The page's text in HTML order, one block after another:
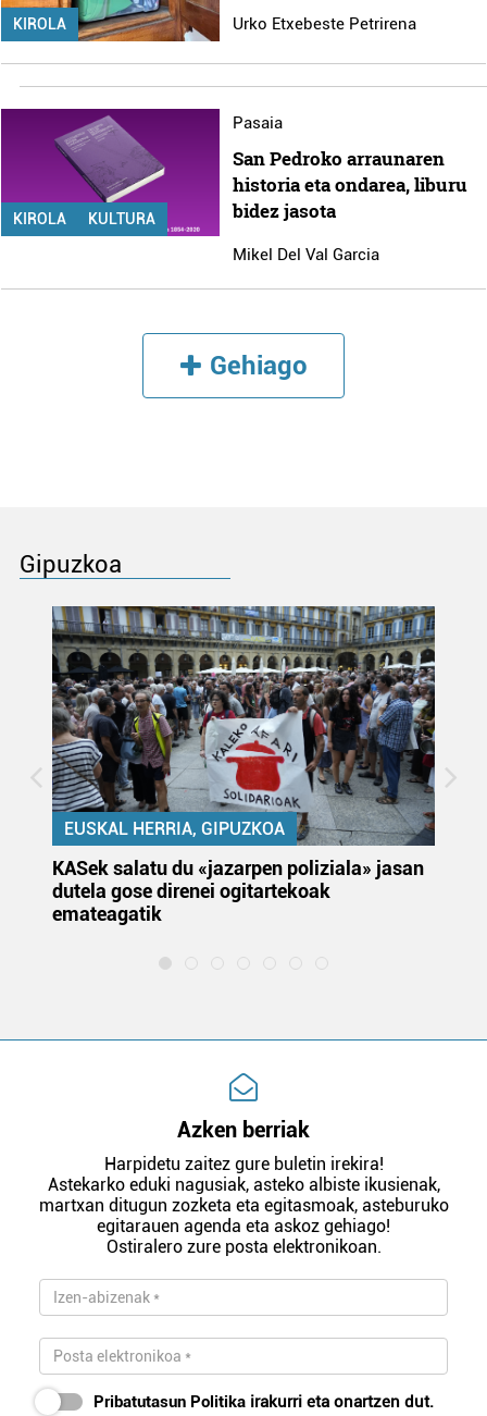
KIROLA Urko Etxebeste Petrirena
KIROLA KULTURA
Pasaia
San Pedroko arraunaren
historia eta ondarea, liburu
bidez jasota
Mikel Del Val Garcia
Gehiago
Gipuzkoa
EUSKAL HERRIA, GIPUZKOA
KASek salatu du «jazarpen poliziala» jasan
dutela gose direnei ogitartekoak
emateagatik
Azken berriak
Harpidetu zaitez gure buletin irekira!
Astekarko eduki nagusiak, asteko albiste ikusienak,
martxan ditugun zozketa eta egitasmoak, asteburuko
egitarauen agenda eta askoz gehiago!
Ostiralero zure posta elektronikoan.
Pribatutasun Politika irakurri eta onartzen dut.